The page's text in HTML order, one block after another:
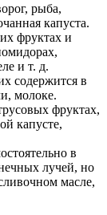
рыба,
капуста.
фруктах и
и т. д.
содержится в
молоке.
фруктах,
капусте,
в
лучей, но
масле,